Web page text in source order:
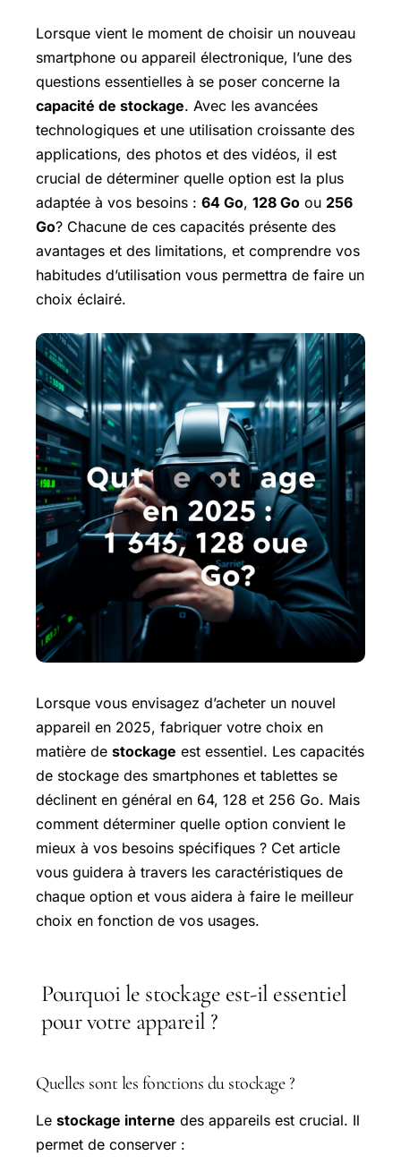
Lorsque vient le moment de choisir un nouveau
smartphone ou appareil électronique, l’une des
questions essentielles à se poser concerne la
capacité de stockage. Avec les avancées
technologiques et une utilisation croissante des
applications, des photos et des vidéos, il est
crucial de déterminer quelle option est la plus
adaptée à vos besoins : 64 Go, 128 Go ou 256
Go? Chacune de ces capacités présente des
avantages et des limitations, et comprendre vos
habitudes d’utilisation vous permettra de faire un
choix éclairé.
Lorsque vous envisagez d’acheter un nouvel
appareil en 2025, fabriquer votre choix en
matière de stockage est essentiel. Les capacités
de stockage des smartphones et tablettes se
déclinent en général en 64, 128 et 256 Go. Mais
comment déterminer quelle option convient le
mieux à vos besoins spécifiques ? Cet article
vous guidera à travers les caractéristiques de
chaque option et vous aidera à faire le meilleur
choix en fonction de vos usages.
Pourquoi le stockage est-il essentiel
pour votre appareil ?
Quelles sont les fonctions du stockage ?
Le stockage interne des appareils est crucial. Il
permet de conserver :